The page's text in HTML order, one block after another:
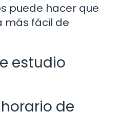
puede hacer que
más fácil de
estudio
de